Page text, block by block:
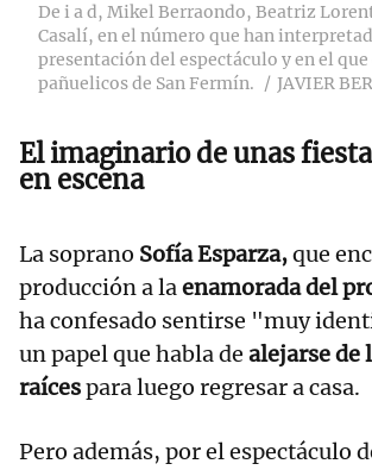
De i a d, Mikel Berraondo, Beatriz
Casalí, en el número que han
presentación del espectáculo y en el que
pañuelicos de San Fermín.
JAVIER
El imaginario de unas
en escena
La soprano Sofía Esparza,que
producción a laenamorada del
ha confesado sentirse "muy
un papel que habla de alejarse de
raícespara luego regresar a casa.
Pero además, por el espectáculo